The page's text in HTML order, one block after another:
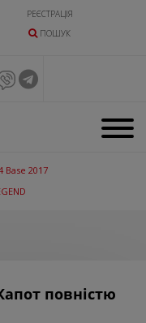
РЕЄСТРАЦІЯ
ПОШУК
Base 2017
повністю